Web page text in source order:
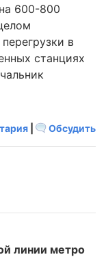
600-800
в
станциях
Обсудить
линии метро